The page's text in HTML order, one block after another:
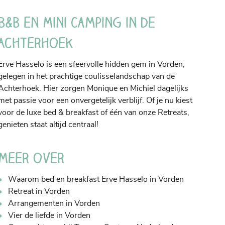
en Mini Camping in de
Hasselo is een sfeervolle hidden gem in Vorden,
in het prachtige coulisselandschap van de
Hier zorgen Monique en Michiel dagelijks
passie voor een onvergetelijk verblijf. Of je nu kiest
de luxe bed & breakfast of één van onze Retreats,
staat altijd centraal!
over
Waarom bed en breakfast Erve Hasselo in Vorden
Retreat in Vorden
Arrangementen in Vorden
Vier de liefde in Vorden